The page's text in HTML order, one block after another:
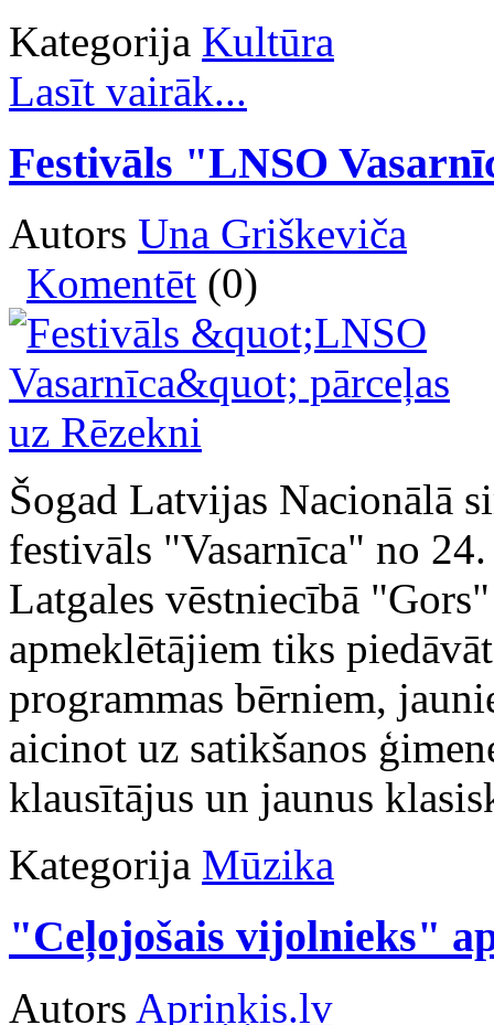
Kategorija Kultūra
Lasīt vairāk...
Festivāls "LNSO
Autors Una Griškeviča
Komentēt (0)
Šogad Latvijas Nacionālā
festivāls "Vasarnīca" no
Latgales vēstniecībā
apmeklētājiem tiks
programmas bērniem,
aicinot uz satikšanos
klausītājus un jaunus
Kategorija Mūzika
"Ceļojošais vijolnieks"
Autors Apriņķis.lv